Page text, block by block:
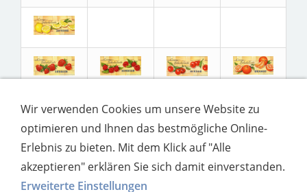
Wir verwenden Cookies um unsere Website zu
optimieren und Ihnen das bestmögliche Online-
Erlebnis zu bieten. Mit dem Klick auf "Alle
akzeptieren" erklären Sie sich damit einverstanden.
Erweiterte Einstellungen